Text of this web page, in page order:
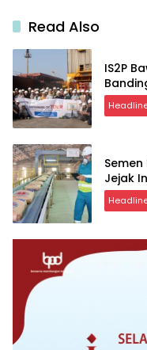
Read Also
IS2P
Jejak